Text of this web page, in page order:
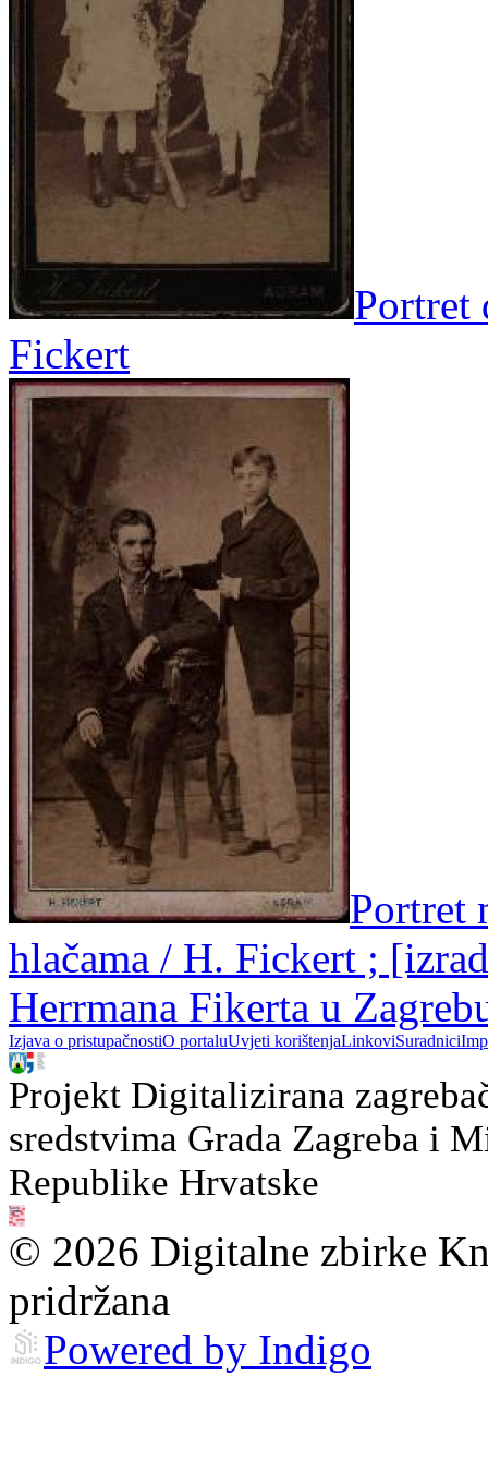
Portret
Fickert
Portret
hlačama / H. Fickert ;
Herrmana Fikerta u
Izjava o pristupačnostiO portaluUvjeti korištenjaLinkoviSuradnici
Projekt Digitalizirana
sredstvima Grada Zagreba i
Republike Hrvatske
© 2026 Digitalne zbirke
pridržana
Powered by Indigo